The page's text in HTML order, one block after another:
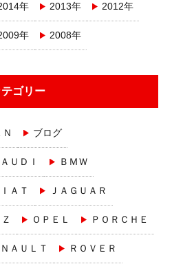
年 2013年 2012年
年 2008年
テゴリー
ブログ
ＡＵＤＩ ＢＭＷ
ＡＴ ＪＡＧＵＡＲ
ＯＰＥＬ ＰＯＲＣＨＥ
ＡＵＬＴ ＲＯＶＥＲ